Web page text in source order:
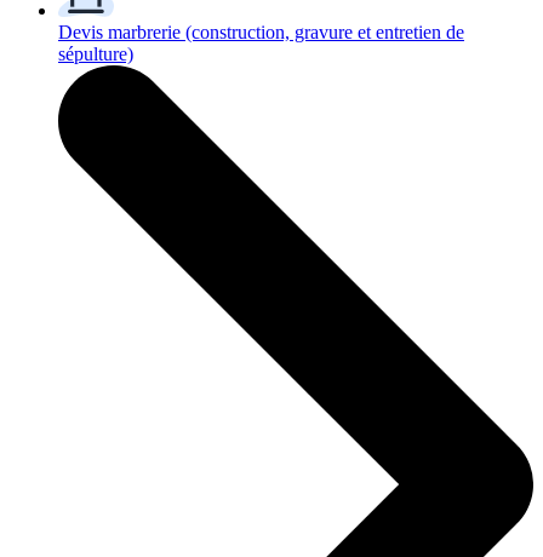
Devis marbrerie (construction, gravure et entretien de
sépulture)